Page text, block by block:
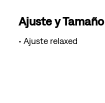
Ajuste y Tamaño
Ajuste relaxed